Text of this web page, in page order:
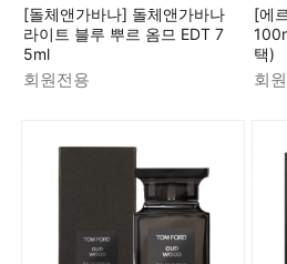
[돌체앤가바나] 돌체앤가바나
라이트 블루 뿌르 옴므 EDT 7
5ml
회원전용
[에
택)
회